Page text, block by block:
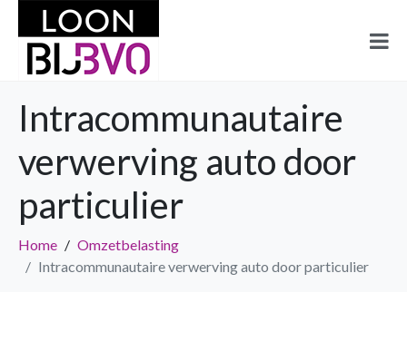
Intracommunautaire
verwerving auto door
particulier
Home
Omzetbelasting
Intracommunautaire verwerving auto door particulier